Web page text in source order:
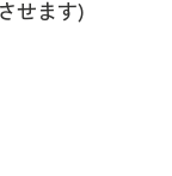
せます)